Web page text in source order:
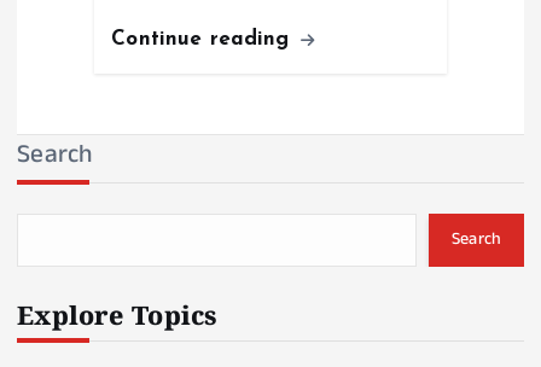
Continue reading
Search
Search
Explore Topics